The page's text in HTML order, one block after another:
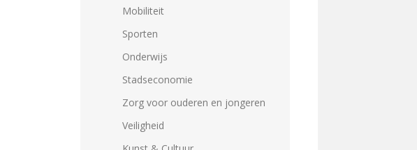
Mobiliteit
Sporten
Onderwijs
Stadseconomie
Zorg voor ouderen en jongeren
Veiligheid